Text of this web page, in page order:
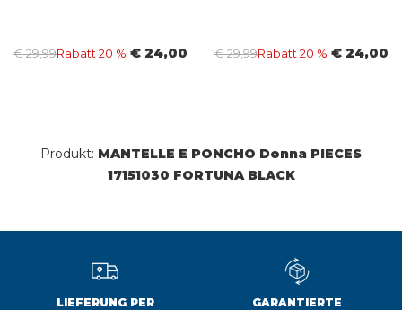
€ 29,99Rabatt 20 % € 24,00 € 29,99Rabatt 20 % € 24,00
Produkt: MANTELLE E PONCHO Donna PIECES
17151030 FORTUNA BLACK
LIEFERUNG PER
GARANTIERTE